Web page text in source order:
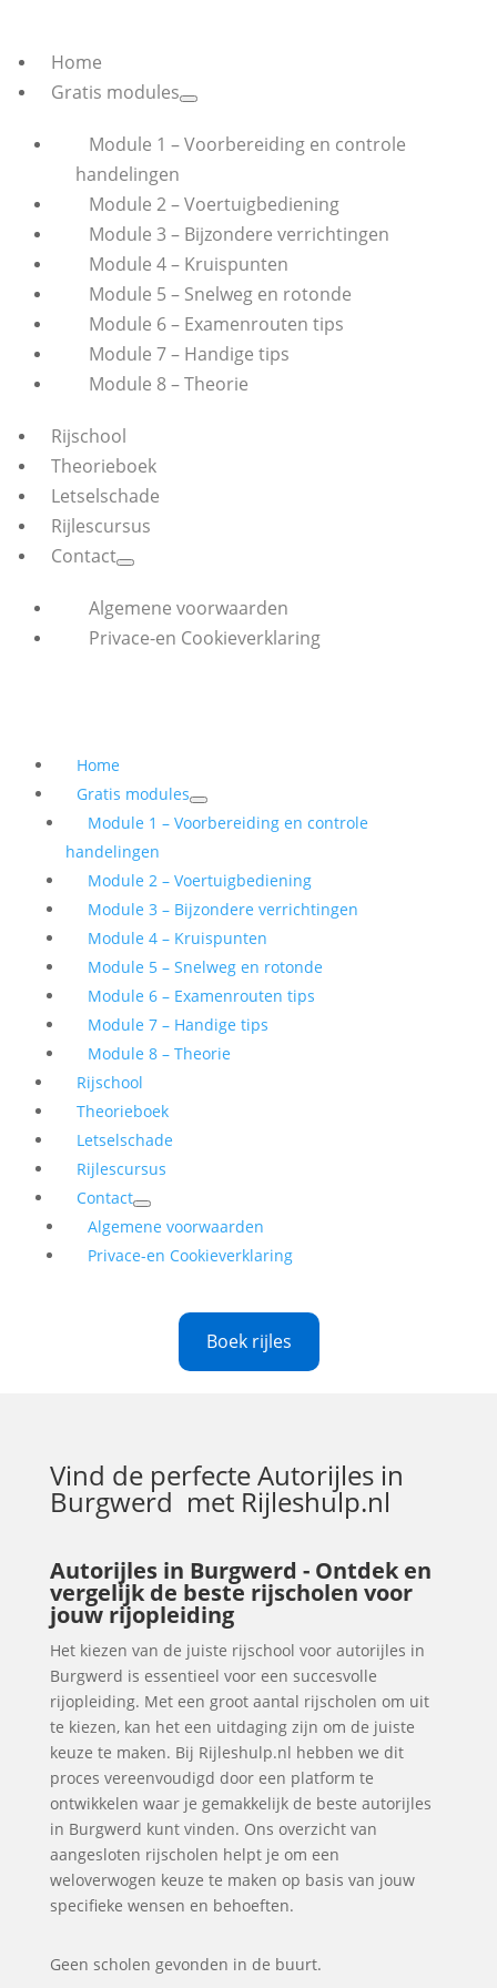
Home
Gratis modules
Module 1 – Voorbereiding en controle
handelingen
Module 2 – Voertuigbediening
Module 3 – Bijzondere verrichtingen
Module 4 – Kruispunten
Module 5 – Snelweg en rotonde
Module 6 – Examenrouten tips
Module 7 – Handige tips
Module 8 – Theorie
Rijschool
Theorieboek
Letselschade
Rijlescursus
Contact
Algemene voorwaarden
Privace-en Cookieverklaring
Home
Gratis modules
Module 1 – Voorbereiding en controle
handelingen
Module 2 – Voertuigbediening
Module 3 – Bijzondere verrichtingen
Module 4 – Kruispunten
Module 5 – Snelweg en rotonde
Module 6 – Examenrouten tips
Module 7 – Handige tips
Module 8 – Theorie
Rijschool
Theorieboek
Letselschade
Rijlescursus
Contact
Algemene voorwaarden
Privace-en Cookieverklaring
Boek rijles
Vind de perfecteAutorijles in
Burgwerd met Rijleshulp.nl
Autorijles in Burgwerd - Ontdek en
vergelijk de beste rijscholen voor
jouw rijopleiding
Het kiezen van de juiste rijschool voor autorijles in
Burgwerd is essentieel voor een succesvolle
rijopleiding. Met een groot aantal rijscholen om uit
te kiezen, kan het een uitdaging zijn om de juiste
keuze te maken. Bij Rijleshulp.nl hebben we dit
proces vereenvoudigd door een platform te
ontwikkelen waar je gemakkelijk de beste autorijles
in Burgwerd kunt vinden. Ons overzicht van
aangesloten rijscholen helpt je om een
weloverwogen keuze te maken op basis van jouw
specifieke wensen en behoeften.
Geen scholen gevonden in de buurt.